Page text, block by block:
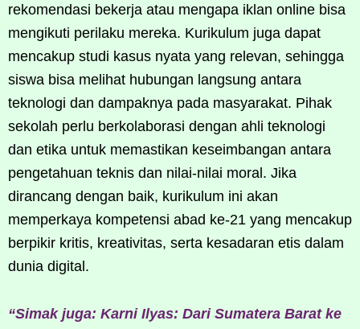
rekomendasi bekerja atau mengapa iklan online bisa
mengikuti perilaku mereka. Kurikulum juga dapat
mencakup studi kasus nyata yang relevan, sehingga
siswa bisa melihat hubungan langsung antara
teknologi dan dampaknya pada masyarakat. Pihak
sekolah perlu berkolaborasi dengan ahli teknologi
dan etika untuk memastikan keseimbangan antara
pengetahuan teknis dan nilai-nilai moral. Jika
dirancang dengan baik, kurikulum ini akan
memperkaya kompetensi abad ke-21 yang mencakup
berpikir kritis, kreativitas, serta kesadaran etis dalam
dunia digital.
“Simak juga: Karni Ilyas: Dari Sumatera Barat ke